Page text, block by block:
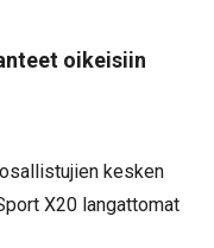
oikeisiin
kesken
X20 langattomat